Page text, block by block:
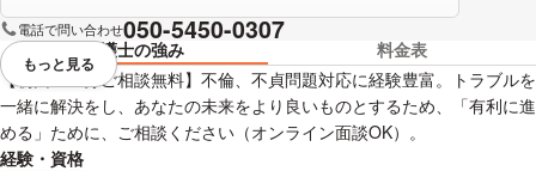
電話で問い合わせ050-5450-0307
弁護士の強み
料金表
【初回６０分ご相談無料】不倫、不貞問題対応に経験豊富。トラブルを
一緒に解決をし、あなたの未来をより良いものとするため、「有利に進
める」ために、ご相談ください（オンライン面談OK）。
経験・資格
視覚的に省略されている要素を
もっと見る